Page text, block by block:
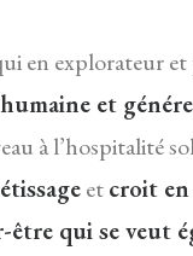
en explorateur
et
à l’hospitalité
etcroit
être qui se veut